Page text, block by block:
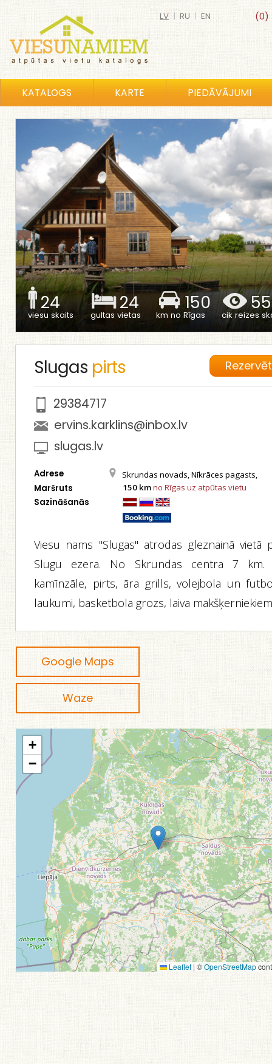
(0)
LV | RU | EN
KATALOGS KARTE PIEDĀVĀJUMI
24
viesu skaits
24
gultas vietas
150
km no Rīgas cik reizes
Slugas pirts Rezervēt
29384717
ervins.karklins@inbox.lv
slugas.lv
Adrese Skrundas novads, Nīkrāces pagasts,
Maršruts 150 kmno Rīgas uz atpūtas vietu
Sazināšanās
Viesu nams "Slugas" atrodas gleznainā vietā
Slugu ezera. No Skrundas centra 7
kamīnzāle, pirts, āra grills, volejbola un
laukumi, basketbola grozs, laiva
Google Maps
Waze
+
−
Leaflet | ©OpenStreetMap